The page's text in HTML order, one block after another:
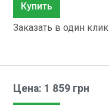
Купить
Заказать в один клик
Цена: 1 859 грн